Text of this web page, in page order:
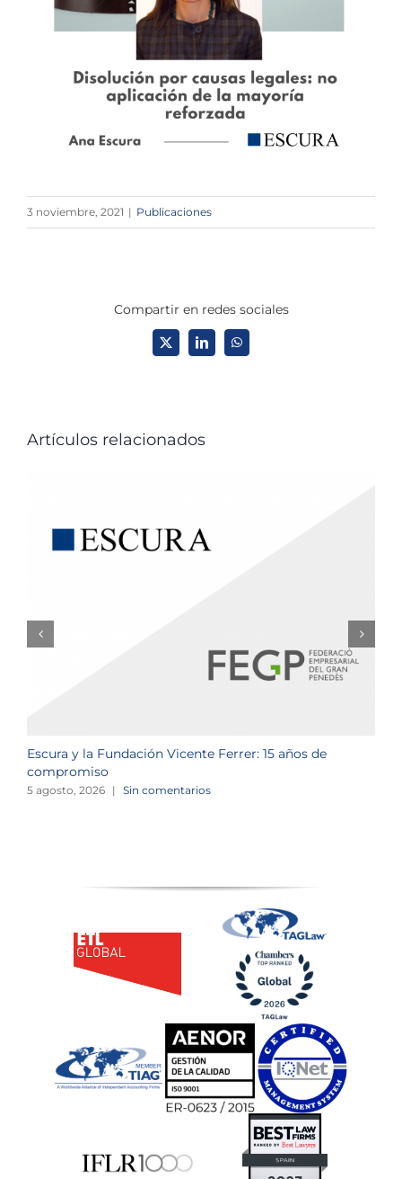
3 noviembre, 2021 | Publicaciones
Compartir en redes sociales
X LinkedInWhatsApp
Artículos relacionados
Escura y la Fundación Vicente Ferrer: 15 años de
compromiso
5 agosto, 2026 | Sin comentarios